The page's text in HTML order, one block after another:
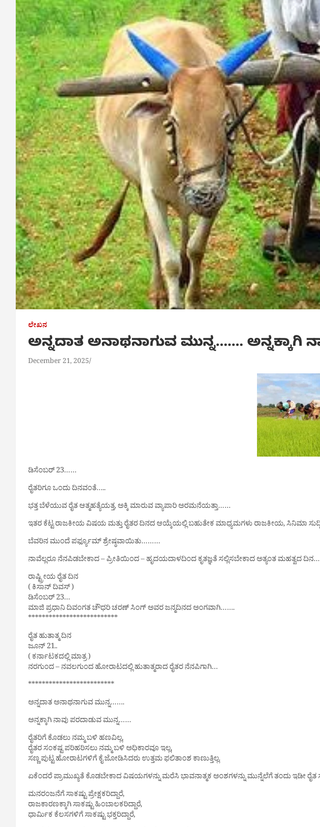
ಲೇಖನ
ಅನ್ನದಾತ ಅನಾಥನಾಗುವ ಮುನ್ನ……. ಅನ್ನಕ್ಕಾಗಿ
December 21, 2025
ಡಿಸೆಂಬರ್ 23……
ರೈತರಿಗೂ ಒಂದು ದಿನವಂತೆ…..
ಭತ್ತ ಬೆಳೆಯುವ ರೈತ ಆತ್ಮಹತ್ಯೆಯತ್ತ, ಅಕ್ಕಿ ಮಾರುವ ವ್ಯಾಪಾರಿ ಅರಮನೆಯತ್ತಾ……
ಇತರ ಕೆಟ್ಟ ರಾಜಕೀಯ ವಿಷಯ ಮತ್ತು ರೈತರ ದಿನದ ಆಯ್ಕೆಯಲ್ಲಿ ಬಹುತೇಕ ಮಾಧ್ಯಮಗಳು ರಾಜಕೀಯ, ಸಿನಿಮಾ
ಬೆವರಿನ ಮುಂದೆ ಪರ್ಫ್ಯೂಮ್ ಶ್ರೇಷ್ಠವಾಯಿತು………
ನಾವೆಲ್ಲರೂ ನೆನಪಿಡಬೇಕಾದ – ಪ್ರೀತಿಯಿಂದ – ಹೃದಯದಾಳದಿಂದ ಕೃತಜ್ಞತೆ ಸಲ್ಲಿಸಬೇಕಾದ ಅತ್ಯಂತ ಮಹತ್ವದ
ರಾಷ್ಟ್ರೀಯ ರೈತ ದಿನ
( ಕಿಸಾನ್ ದಿವಸ್ )
ಡಿಸೆಂಬರ್ 23…
ಮಾಜಿ ಪ್ರಧಾನಿ ದಿವಂಗತ ಚೌಧರಿ ಚರಣ್ ಸಿಂಗ್ ಅವರ ಜನ್ಮದಿನದ ಅಂಗವಾಗಿ…….
**************************
ರೈತ ಹುತಾತ್ಮ ದಿನ
ಜೂನ್ 21..
( ಕರ್ನಾಟಕದಲ್ಲಿ ಮಾತ್ರ )
ನರಗುಂದ – ನವಲಗುಂದ ಹೋರಾಟದಲ್ಲಿ ಹುತಾತ್ಮರಾದ ರೈತರ ನೆನಪಿಗಾಗಿ…
*************************
ಅನ್ನದಾತ ಅನಾಥನಾಗುವ ಮುನ್ನ…….
ಅನ್ನಕ್ಕಾಗಿ ನಾವು ಪರದಾಡುವ ಮುನ್ನ……
ರೈತರಿಗೆ ಕೊಡಲು ನಮ್ಮ ಬಳಿ ಹಣವಿಲ್ಲ,
ರೈತರ ಸಂಕಷ್ಟ ಪರಿಹರಿಸಲು ನಮ್ಮ ಬಳಿ ಅಧಿಕಾರವೂ ಇಲ್ಲ,
ಸಣ್ಣ ಪುಟ್ಟ ಹೋರಾಟಗಳಿಗೆ ಕೈ ಜೋಡಿಸಿದರು ಉತ್ತಮ ಫಲಿತಾಂಶ ಕಾಣುತ್ತಿಲ್ಲ.
ಏಕೆಂದರೆ ಪ್ರಾಮುಖ್ಯತೆ ಕೊಡಬೇಕಾದ ವಿಷಯಗಳನ್ನು ಮರೆಸಿ ಭಾವನಾತ್ಮಕ ಅಂಶಗಳನ್ನು ಮುನ್ನೆಲೆಗೆ ತಂದು ಇಡೀ
ಮನರಂಜನೆಗೆ ಸಾಕಷ್ಟು ಪ್ರೇಕ್ಷಕರಿದ್ದಾರೆ,
ರಾಜಕಾರಣಕ್ಕಾಗಿ ಸಾಕಷ್ಟು ಹಿಂಬಾಲಕರಿದ್ದಾರೆ,
ಧಾರ್ಮಿಕ ಕೆಲಸಗಳಿಗೆ ಸಾಕಷ್ಟು ಭಕ್ತರಿದ್ದಾರೆ,